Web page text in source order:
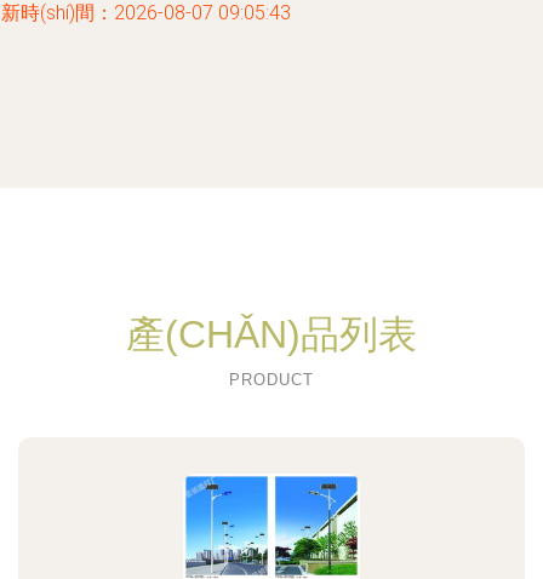
時(shí)間：2026-08-07 09:05:43
產(CHǍN)品列表
PRODUCT